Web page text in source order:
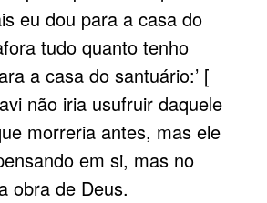
eu dou para a casa do
tudo quanto tenho
a casa do santuário:’ [
não iria usufruir daquele
morreria antes, mas ele
em si, mas no
obra de Deus.